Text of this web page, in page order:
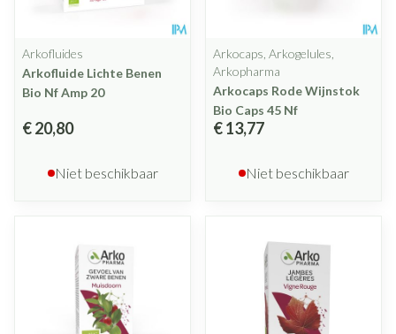
Arkofluides
Arkofluide Lichte Benen
Bio Nf Amp 20
€ 20,80
Niet beschikbaar
Arkocaps, Arkogelules,
Arkopharma
Arkocaps Rode Wijnstok
Bio Caps 45 Nf
€ 13,77
Niet beschikbaar